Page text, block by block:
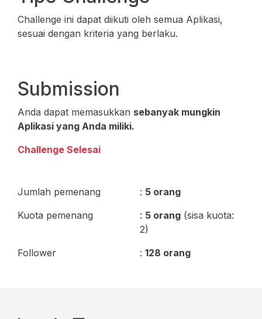
Challenge ini dapat diikuti oleh semua Aplikasi,
sesuai dengan kriteria yang berlaku.
Submission
Anda dapat memasukkan sebanyak mungkin
Aplikasi yang Anda miliki.
Challenge Selesai
Jumlah pemenang : 5 orang
Kuota pemenang
: 5 orang (sisa kuota:
2)
Follower
: 128 orang